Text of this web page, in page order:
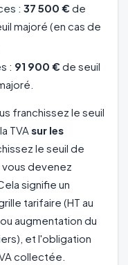
: 37 500 €de
majoré (en cas de
: 91 900 €de seuil
franchissez le seuil
TVA sur les
le seuil de
vous devenez
signifie un
tarifaire (HT au
augmentation du
et l'obligation
collectée.